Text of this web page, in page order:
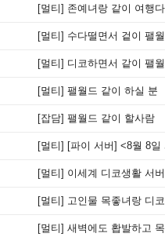
[멀티] 존예녀랑 같이 여행
[멀티] 수다떨면서 겉이 팰
[멀티] 디코하면서 같이 팰
[멀티] 팰월드 같이 하실 분
[잡담] 팰월드 같이 할사람
[멀티] [파이 서버] <8월 8일 서버 초기화
[멀티] 이세계 디코생활 서
[멀티] 고인물 목좋녀랑 디
[멀티] 새벽에도 홥발하고 목소